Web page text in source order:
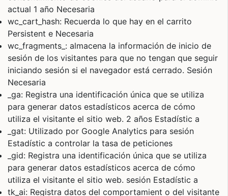
actual 1 año Necesaria
wc_cart_hash: Recuerda lo que hay en el carrito
Persistent e Necesaria
wc_fragments_: almacena la información de inicio de
sesión de los visitantes para que no tengan que seguir
iniciando sesión si el navegador está cerrado. Sesión
Necesaria
_ga: Registra una identificación única que se utiliza
para generar datos estadísticos acerca de cómo
utiliza el visitante el sitio web. 2 años Estadístic a
_gat: Utilizado por Google Analytics para sesión
Estadístic a controlar la tasa de peticiones
_gid: Registra una identificación única que se utiliza
para generar datos estadísticos acerca de cómo
utiliza el visitante el sitio web. sesión Estadístic a
tk_ai: Registra datos del comportamient o del visitante